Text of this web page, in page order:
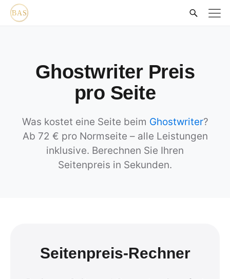
Ghostwriter Preis
pro Seite
Was kostet eine Seite beim Ghostwriter?
Ab 72 € pro Normseite – alle Leistungen
inklusive. Berechnen Sie Ihren
Seitenpreis in Sekunden.
Seitenpreis-Rechner